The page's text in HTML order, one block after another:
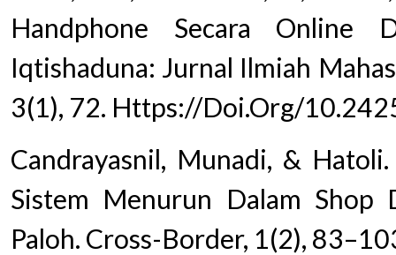
Handphone Secara Online
Iqtishaduna: Jurnal Ilmiah
3(1), 72. Https://Doi.Org/
Candrayasnil, Munadi, &
Sistem Menurun Dalam Shop
Paloh. Cross-Border, 1(2),